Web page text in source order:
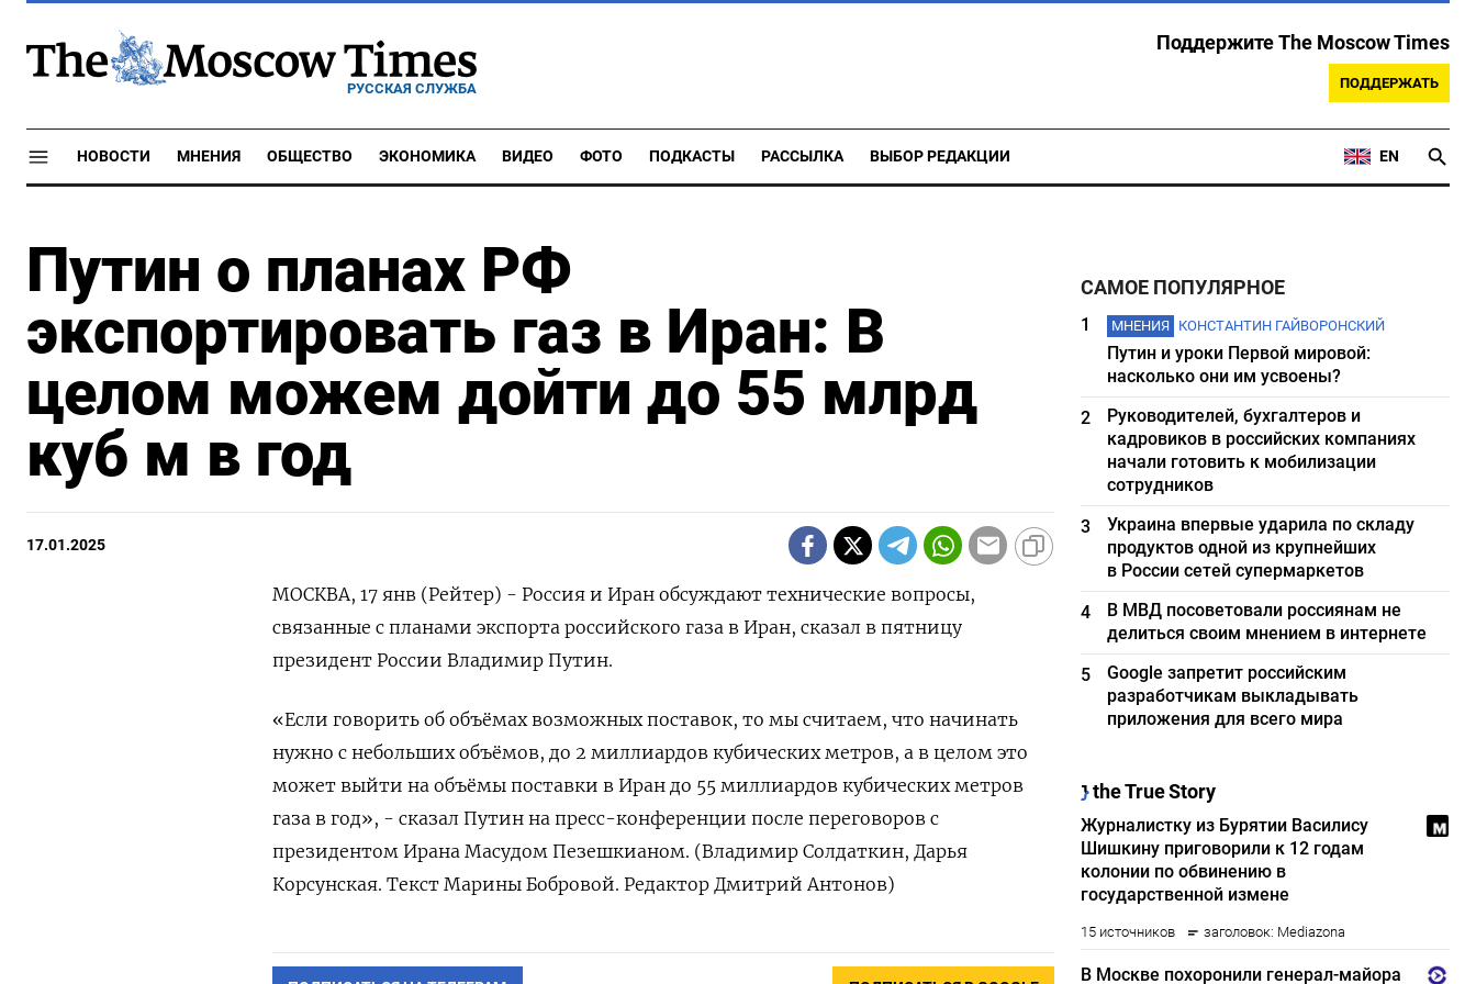
РУССКАЯ СЛУЖБА
Поддержите The Moscow Times
ПОДДЕРЖАТЬ
НОВОСТИ МНЕНИЯ ОБЩЕСТВО ЭКОНОМИКА ВИДЕО ФОТО ПОДКАСТЫ РАССЫЛКА ВЫБОР РЕДАКЦИИ EN
Путин о планах РФ
экспортировать газ в Иран: В
целом можем дойти до 55 млрд
куб м в год
17.01.2025
МОСКВА, 17 янв (Рейтер) - Россия и Иран обсуждают технические вопросы,
связанные с планами экспорта российского газа в Иран, сказал в пятницу
президент России Владимир Путин.
«Если говорить об объёмах возможных поставок, то мы считаем, что начинать
нужно с небольших объёмов, до 2 миллиардов кубических метров, а в целом это
может выйти на объёмы поставки в Иран до 55 миллиардов кубических метров
газа в год», - сказал Путин на пресс-конференции после переговоров с
президентом Ирана Масудом Пезешкианом. (Владимир Солдаткин, Дарья
Корсунская. Текст Марины Бобровой. Редактор Дмитрий Антонов)
САМОЕ ПОПУЛЯРНОЕ
1 МНЕНИЯ КОНСТАНТИН ГАЙВОРОНСКИЙ
Путин и уроки Первой мировой:
насколько они им усвоены?
2
Руководителей, бухгалтеров и
кадровиков в российских компаниях
начали готовить к мобилизации
сотрудников
3
Украина впервые ударила по складу
продуктов одной из крупнейших
в России сетей супермаркетов
4
В МВД посоветовали россиянам не
делиться своим мнением в интернете
5
Google запретит российским
разработчикам выкладывать
приложения для всего мира